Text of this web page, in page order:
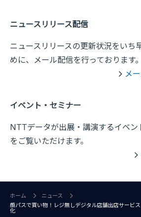
ニュースリリース配信
ニュースリリースの更新状況をいち
めに、メール配信を行っております。
メ
イベント・セミナー
NTTデータが出展・講演するイベン
をご覧いただけます。
ホーム
ニュース
顔パスで買い物！レジ無しデジタル店舗出店サービ
化